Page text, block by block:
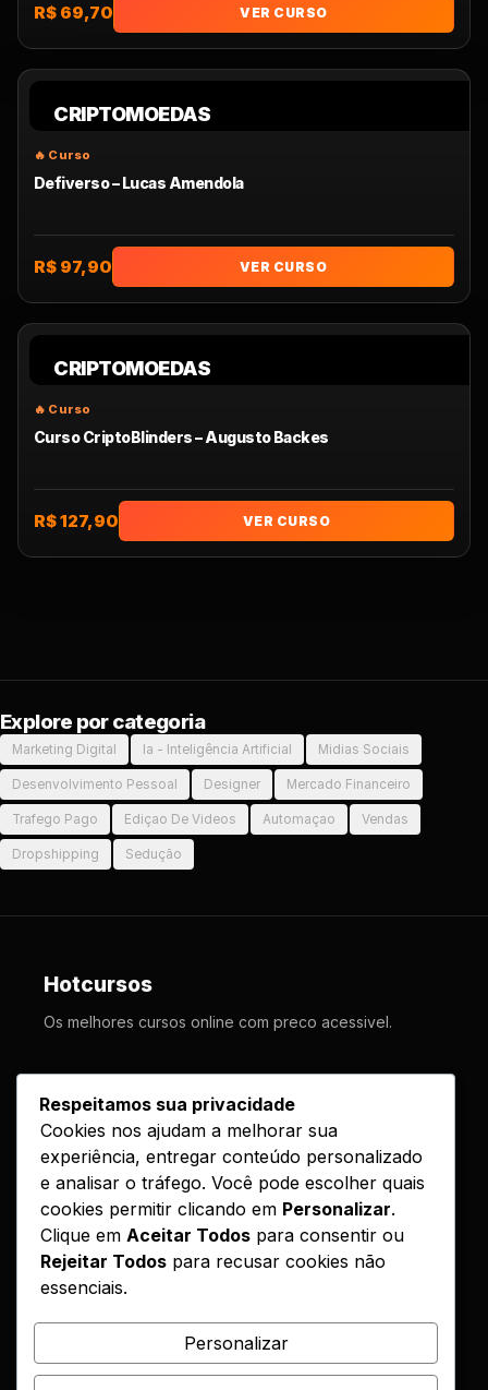
R$ 69,70 VER CURSO
CRIPTOMOEDAS
Defiverso – Lucas Amendola
R$ 97,90 VER CURSO
CRIPTOMOEDAS
Curso CriptoBlinders – Augusto Backes
R$ 127,90 VER CURSO
Explore por categoria
Marketing Digital Ia - Inteligência Artificial Midias Sociais
Desenvolvimento Pessoal Designer Mercado Financeiro
Trafego Pago Ediçao De Videos Automaçao Vendas
Dropshipping Sedução
Hotcursos
Os melhores cursos online com preco acessivel.
Cursos
Como Funciona
Contato
Politica de Entrega
LEGAL
DMCA
Respeitamos sua privacidade
Cookies nos ajudam a melhorar sua
experiência, entregar conteúdo personalizado
e analisar o tráfego. Você pode escolher quais
cookies permitir clicando em Personalizar.
Clique em Aceitar Todos para consentir ou
Rejeitar Todos para recusar cookies não
essenciais.
Personalizar